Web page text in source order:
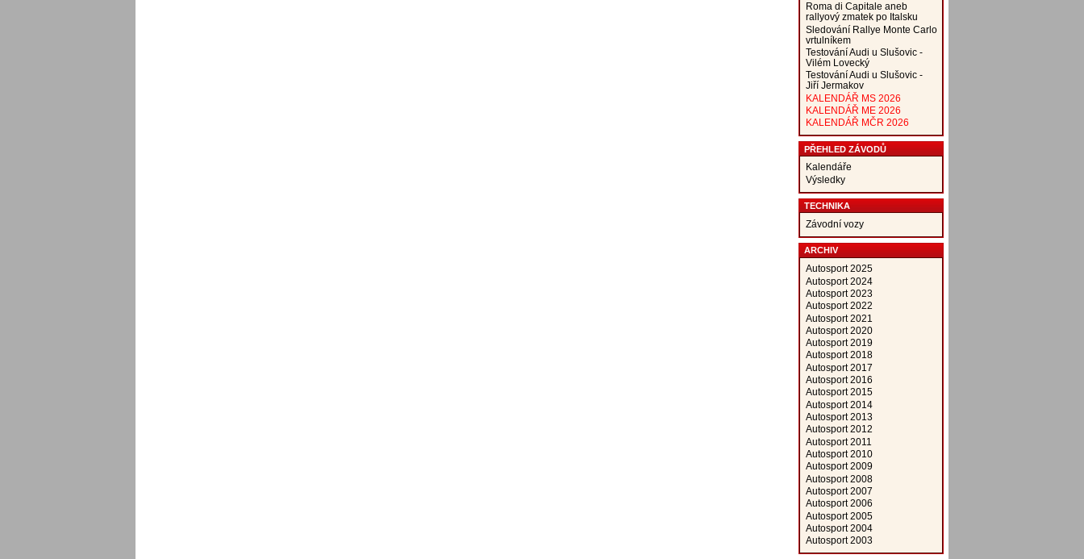
Roma di Capitale aneb
rallyový zmatek po Italsku
Sledování Rallye Monte Carlo
vrtulníkem
Testování Audi u Slušovic -
Vilém Lovecký
Testování Audi u Slušovic -
Jiří Jermakov
KALENDÁŘ MS 2026
KALENDÁŘ ME 2026
KALENDÁŘ MČR 2026
PŘEHLED ZÁVODŮ
Kalendáře
Výsledky
TECHNIKA
Závodní vozy
ARCHIV
Autosport 2025
Autosport 2024
Autosport 2023
Autosport 2022
Autosport 2021
Autosport 2020
Autosport 2019
Autosport 2018
Autosport 2017
Autosport 2016
Autosport 2015
Autosport 2014
Autosport 2013
Autosport 2012
Autosport 2011
Autosport 2010
Autosport 2009
Autosport 2008
Autosport 2007
Autosport 2006
Autosport 2005
Autosport 2004
Autosport 2003